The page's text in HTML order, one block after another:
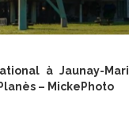
à Jaunay-
– MickePhoto